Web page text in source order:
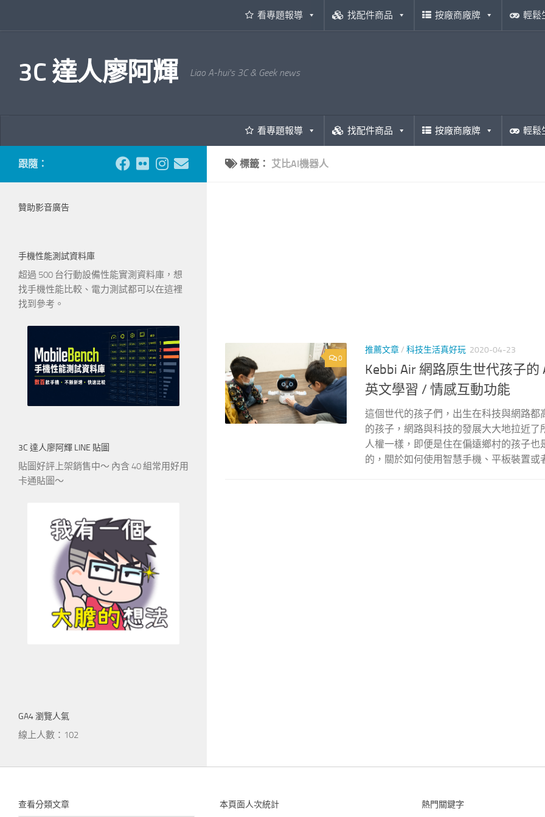
看專題報導 找配件商品 按廠商廠牌 輕鬆
3C 達人廖阿輝 Liao A-hui's 3C & Geek news
看專題報導 找配件商品 按廠商廠牌 輕鬆
標籤： 艾比AI機器人
0
推薦文章/ 科技生活真好玩 2020-04-23
Kebbi Air 網路原生世代孩子
英文學習 / 情感互動功能
這個世代的孩子們，出生在科技與網路
的孩子，網路與科技的發展大大地拉近
人權一樣，即便是住在偏遠鄉村的孩子
的，關於如何使用智慧手機、平板裝置或
跟隨：
贊助影音廣告
手機性能測試資料庫
超過 500 台行動設備性能實測資料庫，想
找手機性能比較、電力測試都可以在這裡
找到參考。
3C 達人廖阿輝 LINE 貼圖
貼圖好評上架銷售中～ 內含 40 組常用好用
卡通貼圖～
GA4 瀏覽人氣
線上人數：102
查看分類文章 本頁面人次統計 熱門關鍵字